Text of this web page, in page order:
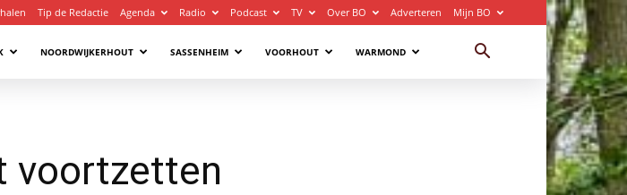
Tip de Redactie Agenda Radio Podcast TV Over BO Adverteren Mijn BO
NOORDWIJKERHOUT SASSENHEIM VOORHOUT WARMOND
voortzetten